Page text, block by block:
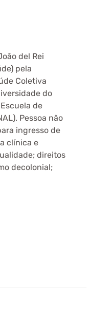
del Rei
pela
Coletiva
do
de
Pessoa não
ingresso de
clínica e
direitos
decolonial;